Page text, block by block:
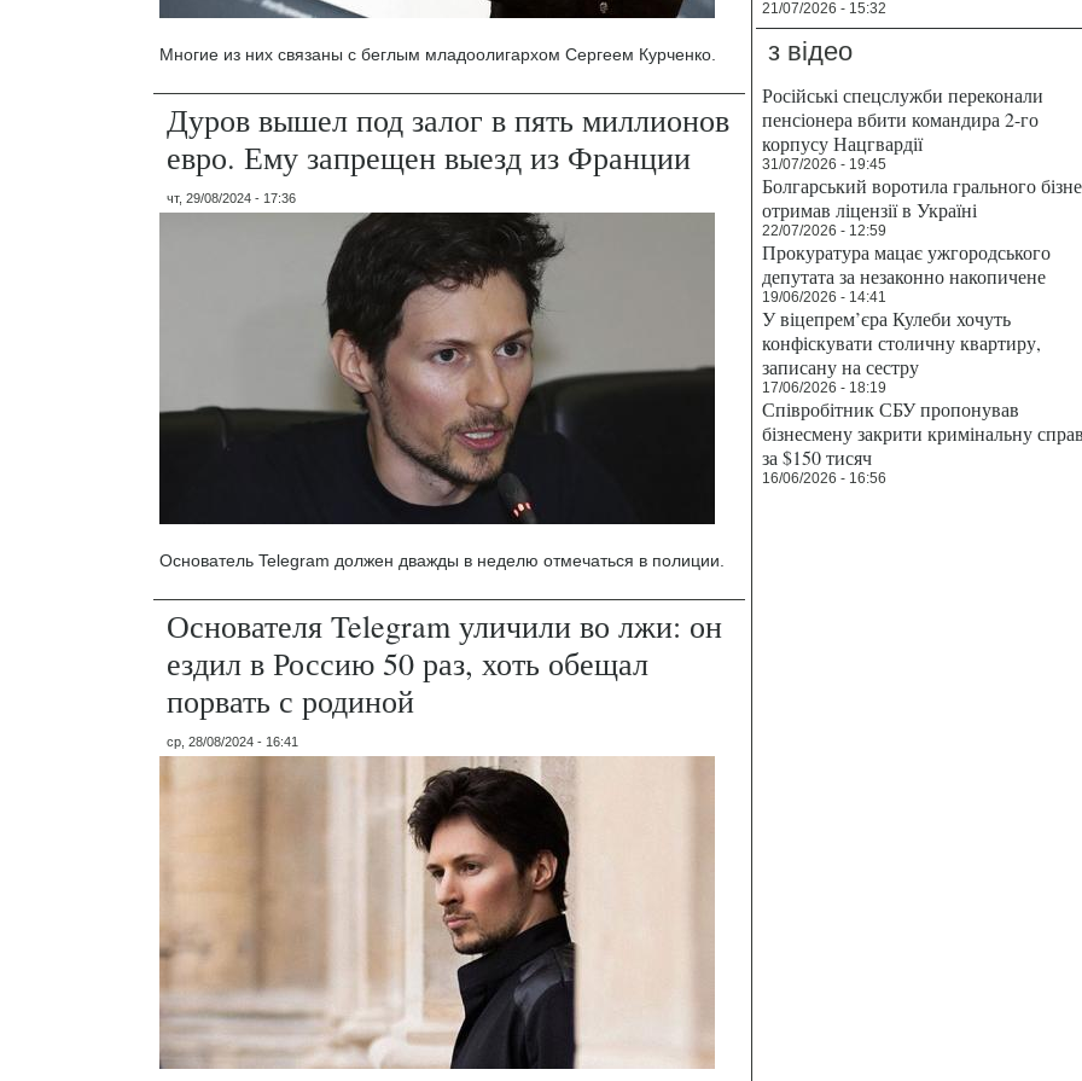
Многие из них связаны с беглым младоолигархом Сергеем Курченко.
Дуров вышел под залог в пять миллионов
евро. Ему запрещен выезд из Франции
чт, 29/08/2024 - 17:36
Основатель Telegram должен дважды в неделю отмечаться в полиции.
Основателя Telegram уличили во лжи: он
ездил в Россию 50 раз, хоть обещал
порвать с родиной
ср, 28/08/2024 - 16:41
21/07/2026 - 15:32
з відео
Російські спецслужби переконали
пенсіонера вбити командира 2-го
корпусу Нацгвардії
31/07/2026 - 19:45
Болгарський воротила грального
отримав ліцензії в Україні
22/07/2026 - 12:59
Прокуратура мацає ужгородського
депутата за незаконно накопичене
19/06/2026 - 14:41
У віцепрем’єра Кулеби хочуть
конфіскувати столичну квартиру,
записану на сестру
17/06/2026 - 18:19
Співробітник СБУ пропонував
бізнесмену закрити кримінальну
за $150 тисяч
16/06/2026 - 16:56